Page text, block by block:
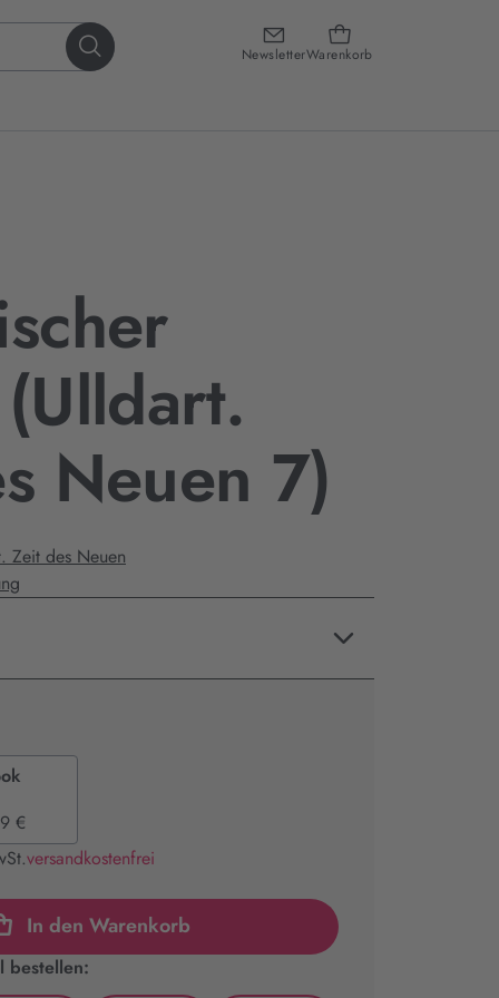
NewsletterWarenkorb
Neuen 7)
Zeit des Neuen
€
versandkostenfrei
In den Warenkorb
bestellen: